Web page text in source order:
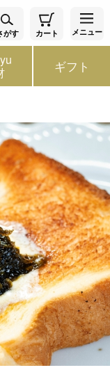
がす カート メニュー
ギフト